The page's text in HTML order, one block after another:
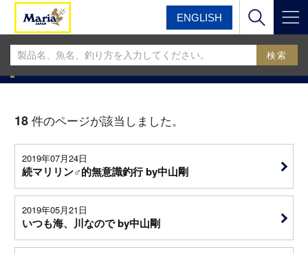
ENGLISH
マリア マリアフィールドスタッフブログ
MariaフィールドスタッフBLOG
18 件のページが該当しました。
2019年07月24日
続マリリン♂的無意識釣行 by中山剛
2019年05月21日
いつも海、川なので by中山剛